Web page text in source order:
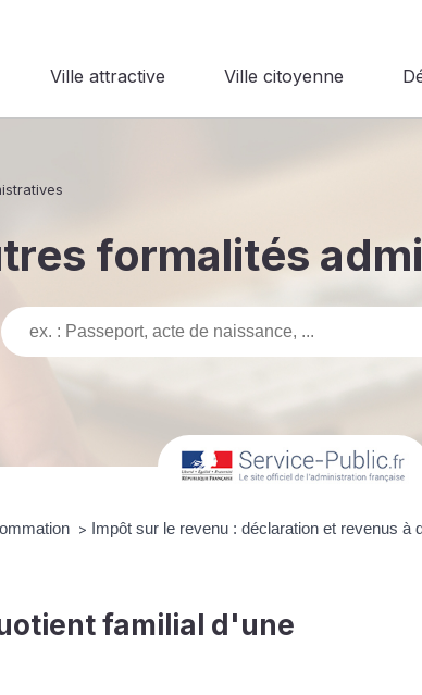
Ville attractive Ville citoyenne
formalités
> Impôt sur le revenu : déclaration et revenus à
familial d'une